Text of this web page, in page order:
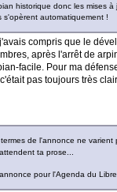
historique donc les mises à
s'opèrent automatiquement !
compris que le
après l'arrêt de
facile. Pour ma
pas toujours très
de l'annonce ne varient
ta prose...
pour l'Agenda du Libre